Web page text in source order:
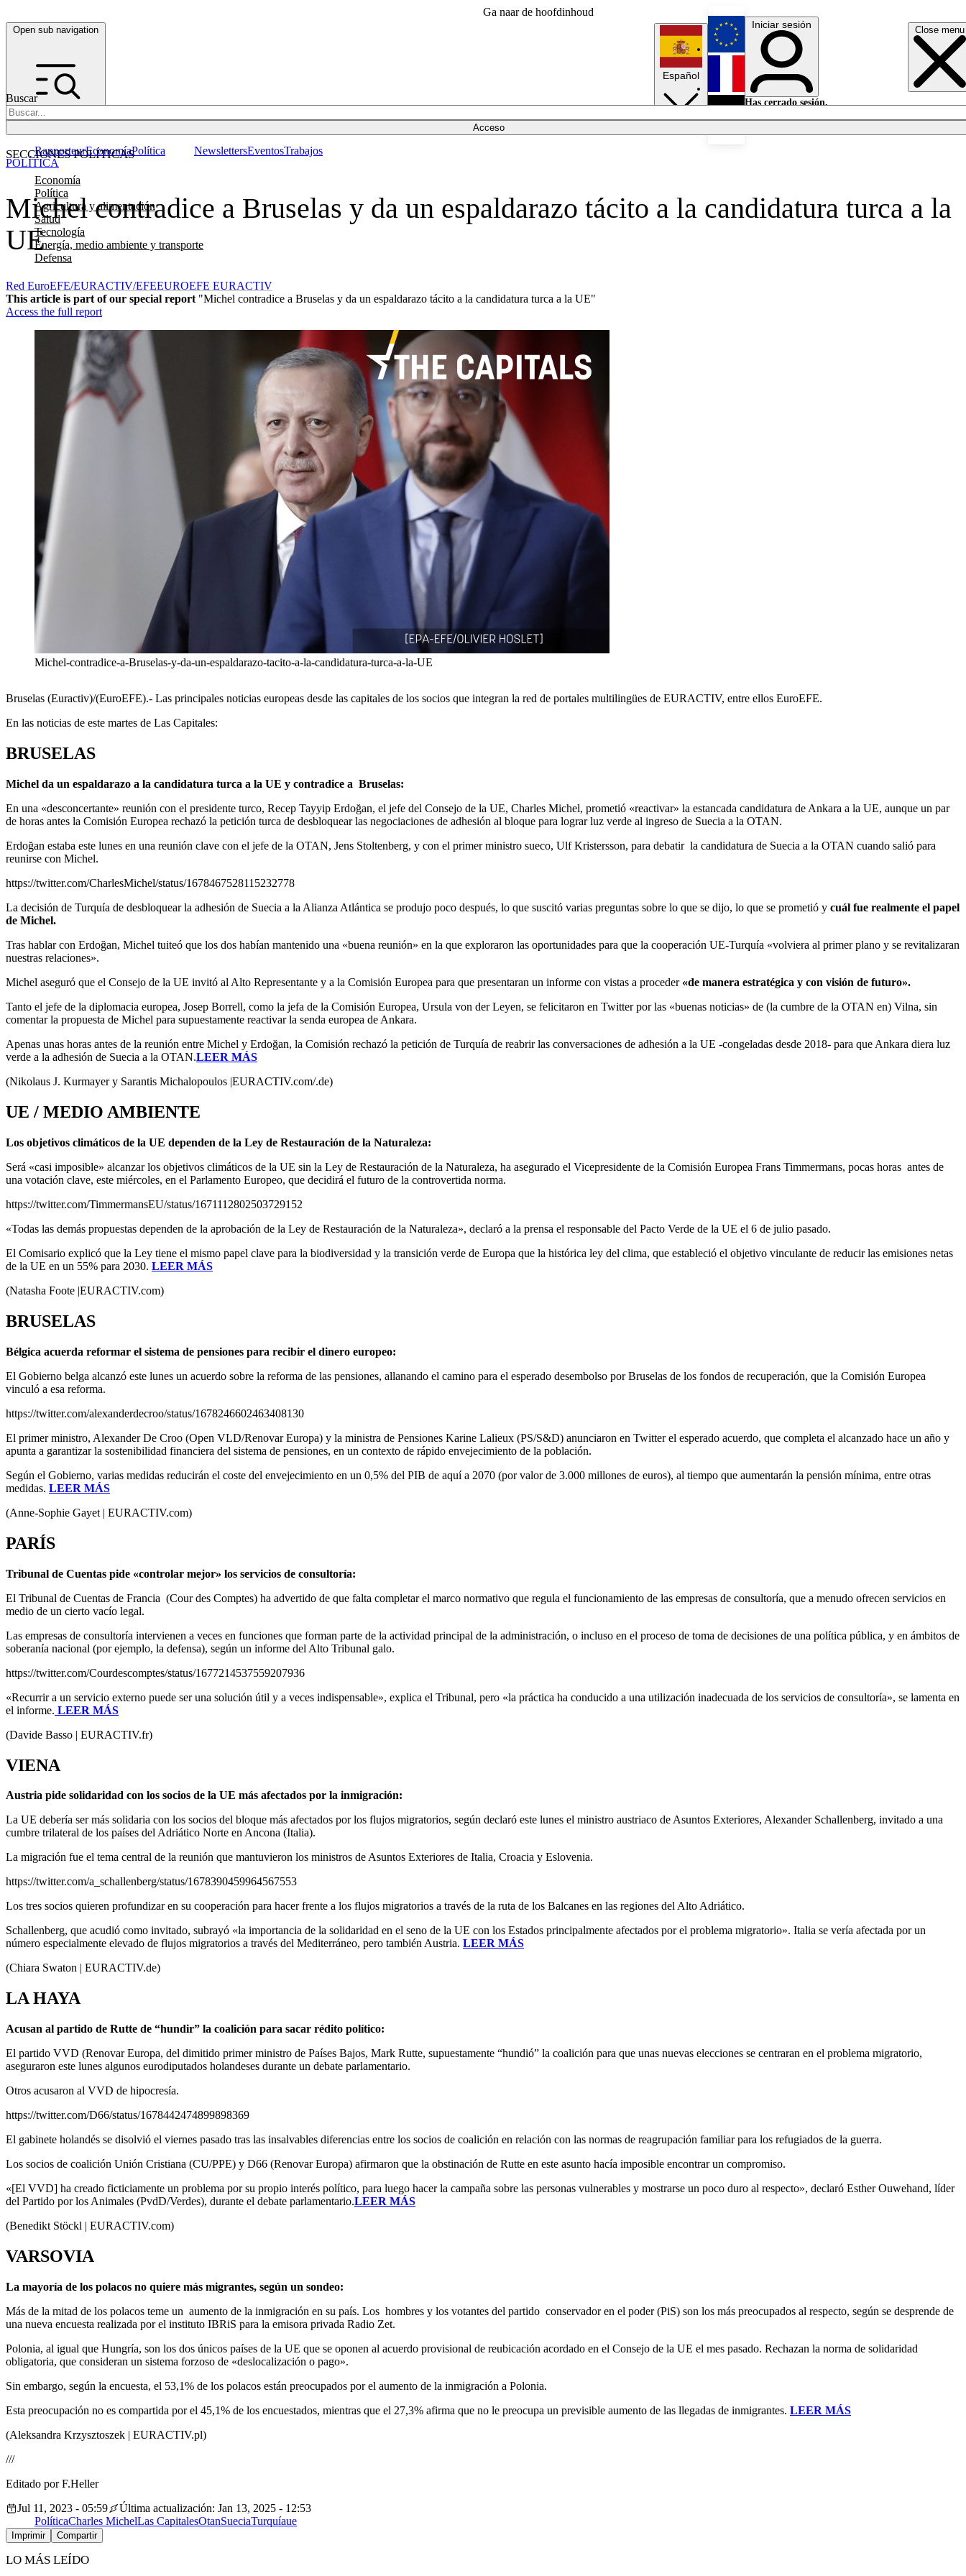
Ga naar de hoofdinhoud
Open sub navigation Close menu
Buscar
Acceso
SECCIONES POLÍTICAS
Economía
Política
Agricultura y alimentación
Salud
Tecnología
Energía, medio ambiente y transporte
Defensa
RapporteurEconomíaPolítica NewslettersEventosTrabajos
Español
English
Français
Iniciar sesión
Has cerrado sesión.
Michel contradice a Bruselas y da un espaldarazo tácito a la candidatura turca a la
UE
POLÍTICA
Red EuroEFE/EURACTIV/EFEEUROEFE EURACTIV
This article is part of our special report "Michel contradice a Bruselas y da un espaldarazo tácito a la candidatura turca a la UE"
Access the full report
Michel-contradice-a-Bruselas-y-da-un-espaldarazo-tacito-a-la-candidatura-turca-a-la-UE
Bruselas (Euractiv)/(EuroEFE).- Las principales noticias europeas desde las capitales de los socios que integran la red de portales multilingües de EURACTIV, entre ellos EuroEFE.
En las noticias de este martes de Las Capitales:
BRUSELAS
Michel da un espaldarazo a la candidatura turca a la UE y contradice a Bruselas:
En una «desconcertante» reunión con el presidente turco, Recep Tayyip Erdoğan, el jefe del Consejo de la UE, Charles Michel, prometió «reactivar» la estancada candidatura de Ankara a la UE, aunque un par
de horas antes la Comisión Europea rechazó la petición turca de desbloquear las negociaciones de adhesión al bloque para lograr luz verde al ingreso de Suecia a la OTAN.
Erdoğan estaba este lunes en una reunión clave con el jefe de la OTAN, Jens Stoltenberg, y con el primer ministro sueco, Ulf Kristersson, para debatir la candidatura de Suecia a la OTAN cuando salió para
reunirse con Michel.
https://twitter.com/CharlesMichel/status/1678467528115232778
La decisión de Turquía de desbloquear la adhesión de Suecia a la Alianza Atlántica se produjo poco después, lo que suscitó varias preguntas sobre lo que se dijo, lo que se prometió y cuál fue realmente el papel
de Michel.
Tras hablar con Erdoğan, Michel tuiteó que los dos habían mantenido una «buena reunión» en la que exploraron las oportunidades para que la cooperación UE-Turquía «volviera al primer plano y se revitalizaran
nuestras relaciones».
Michel aseguró que el Consejo de la UE invitó al Alto Representante y a la Comisión Europea para que presentaran un informe con vistas a proceder «de manera estratégica y con visión de futuro».
Tanto el jefe de la diplomacia europea, Josep Borrell, como la jefa de la Comisión Europea, Ursula von der Leyen, se felicitaron en Twitter por las «buenas noticias» de (la cumbre de la OTAN en) Vilna, sin
comentar la propuesta de Michel para supuestamente reactivar la senda europea de Ankara.
Apenas unas horas antes de la reunión entre Michel y Erdoğan, la Comisión rechazó la petición de Turquía de reabrir las conversaciones de adhesión a la UE -congeladas desde 2018- para que Ankara diera luz
verde a la adhesión de Suecia a la OTAN.LEER MÁS
(Nikolaus J. Kurmayer y Sarantis Michalopoulos |EURACTIV.com/.de)
UE / MEDIO AMBIENTE
Los objetivos climáticos de la UE dependen de la Ley de Restauración de la Naturaleza:
Será «casi imposible» alcanzar los objetivos climáticos de la UE sin la Ley de Restauración de la Naturaleza, ha asegurado el Vicepresidente de la Comisión Europea Frans Timmermans, pocas horas antes de
una votación clave, este miércoles, en el Parlamento Europeo, que decidirá el futuro de la controvertida norma.
https://twitter.com/TimmermansEU/status/1671112802503729152
«Todas las demás propuestas dependen de la aprobación de la Ley de Restauración de la Naturaleza», declaró a la prensa el responsable del Pacto Verde de la UE el 6 de julio pasado.
El Comisario explicó que la Ley tiene el mismo papel clave para la biodiversidad y la transición verde de Europa que la histórica ley del clima, que estableció el objetivo vinculante de reducir las emisiones netas
de la UE en un 55% para 2030. LEER MÁS
(Natasha Foote |EURACTIV.com)
BRUSELAS
Bélgica acuerda reformar el sistema de pensiones para recibir el dinero europeo:
El Gobierno belga alcanzó este lunes un acuerdo sobre la reforma de las pensiones, allanando el camino para el esperado desembolso por Bruselas de los fondos de recuperación, que la Comisión Europea
vinculó a esa reforma.
https://twitter.com/alexanderdecroo/status/1678246602463408130
El primer ministro, Alexander De Croo (Open VLD/Renovar Europa) y la ministra de Pensiones Karine Lalieux (PS/S&D) anunciaron en Twitter el esperado acuerdo, que completa el alcanzado hace un año y
apunta a garantizar la sostenibilidad financiera del sistema de pensiones, en un contexto de rápido envejecimiento de la población.
Según el Gobierno, varias medidas reducirán el coste del envejecimiento en un 0,5% del PIB de aquí a 2070 (por valor de 3.000 millones de euros), al tiempo que aumentarán la pensión mínima, entre otras
medidas. LEER MÁS
(Anne-Sophie Gayet | EURACTIV.com)
PARÍS
Tribunal de Cuentas pide «controlar mejor» los servicios de consultoría:
El Tribunal de Cuentas de Francia (Cour des Comptes) ha advertido de que falta completar el marco normativo que regula el funcionamiento de las empresas de consultoría, que a menudo ofrecen servicios en
medio de un cierto vacío legal.
Las empresas de consultoría intervienen a veces en funciones que forman parte de la actividad principal de la administración, o incluso en el proceso de toma de decisiones de una política pública, y en ámbitos de
soberanía nacional (por ejemplo, la defensa), según un informe del Alto Tribunal galo.
https://twitter.com/Courdescomptes/status/1677214537559207936
«Recurrir a un servicio externo puede ser una solución útil y a veces indispensable», explica el Tribunal, pero «la práctica ha conducido a una utilización inadecuada de los servicios de consultoría», se lamenta en
el informe. LEER MÁS
(Davide Basso | EURACTIV.fr)
VIENA
Austria pide solidaridad con los socios de la UE más afectados por la inmigración:
La UE debería ser más solidaria con los socios del bloque más afectados por los flujos migratorios, según declaró este lunes el ministro austriaco de Asuntos Exteriores, Alexander Schallenberg, invitado a una
cumbre trilateral de los países del Adriático Norte en Ancona (Italia).
La migración fue el tema central de la reunión que mantuvieron los ministros de Asuntos Exteriores de Italia, Croacia y Eslovenia.
https://twitter.com/a_schallenberg/status/1678390459964567553
Los tres socios quieren profundizar en su cooperación para hacer frente a los flujos migratorios a través de la ruta de los Balcanes en las regiones del Alto Adriático.
Schallenberg, que acudió como invitado, subrayó «la importancia de la solidaridad en el seno de la UE con los Estados principalmente afectados por el problema migratorio». Italia se vería afectada por un
número especialmente elevado de flujos migratorios a través del Mediterráneo, pero también Austria. LEER MÁS
(Chiara Swaton | EURACTIV.de)
LA HAYA
Acusan al partido de Rutte de “hundir” la coalición para sacar rédito político:
El partido VVD (Renovar Europa, del dimitido primer ministro de Países Bajos, Mark Rutte, supuestamente “hundió” la coalición para que unas nuevas elecciones se centraran en el problema migratorio,
aseguraron este lunes algunos eurodiputados holandeses durante un debate parlamentario.
Otros acusaron al VVD de hipocresía.
https://twitter.com/D66/status/1678442474899898369
El gabinete holandés se disolvió el viernes pasado tras las insalvables diferencias entre los socios de coalición en relación con las normas de reagrupación familiar para los refugiados de la guerra.
Los socios de coalición Unión Cristiana (CU/PPE) y D66 (Renovar Europa) afirmaron que la obstinación de Rutte en este asunto hacía imposible encontrar un compromiso.
«[El VVD] ha creado ficticiamente un problema por su propio interés político, para luego hacer la campaña sobre las personas vulnerables y mostrarse un poco duro al respecto», declaró Esther Ouwehand, líder
del Partido por los Animales (PvdD/Verdes), durante el debate parlamentario.LEER MÁS
(Benedikt Stöckl | EURACTIV.com)
VARSOVIA
La mayoría de los polacos no quiere más migrantes, según un sondeo:
Más de la mitad de los polacos teme un aumento de la inmigración en su país. Los hombres y los votantes del partido conservador en el poder (PiS) son los más preocupados al respecto, según se desprende de
una nueva encuesta realizada por el instituto IBRiS para la emisora privada Radio Zet.
Polonia, al igual que Hungría, son los dos únicos países de la UE que se oponen al acuerdo provisional de reubicación acordado en el Consejo de la UE el mes pasado. Rechazan la norma de solidaridad
obligatoria, que consideran un sistema forzoso de «deslocalización o pago».
Sin embargo, según la encuesta, el 53,1% de los polacos están preocupados por el aumento de la inmigración a Polonia.
Esta preocupación no es compartida por el 45,1% de los encuestados, mientras que el 27,3% afirma que no le preocupa un previsible aumento de las llegadas de inmigrantes. LEER MÁS
(Aleksandra Krzysztoszek | EURACTIV.pl)
///
Editado por F.Heller
Jul 11, 2023 - 05:59
Última actualización: Jan 13, 2025 - 12:53
PolíticaCharles MichelLas CapitalesOtanSueciaTurquíaue
Imprimir Compartir
LO MÁS LEÍDO